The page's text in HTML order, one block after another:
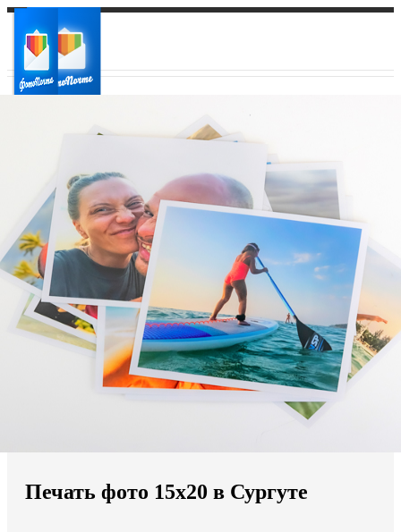
Ваш регион доставки
Выберите из списка:
Мы доставляем по всему миру
Продолжить без города
Печать фото 15х20 в Сургуте